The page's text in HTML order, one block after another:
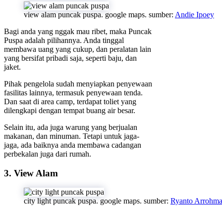
view alam puncak puspa. google maps. sumber: Andie Ipoey
Bagi anda yang nggak mau ribet, maka Puncak
Puspa adalah pilihannya. Anda tinggal
membawa uang yang cukup, dan peralatan lain
yang bersifat pribadi saja, seperti baju, dan
jaket.
Pihak pengelola sudah menyiapkan penyewaan
fasilitas lainnya, termasuk penyewaan tenda.
Dan saat di area camp, terdapat toliet yang
dilengkapi dengan tempat buang air besar.
Selain itu, ada juga warung yang berjualan
makanan, dan minuman. Tetapi untuk jaga-
jaga, ada baiknya anda membawa cadangan
perbekalan juga dari rumah.
3. View Alam
city light puncak puspa. google maps. sumber: Ryanto